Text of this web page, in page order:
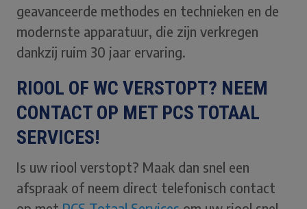
geavanceerde methodes en technieken en de
modernste apparatuur, die zijn verkregen
dankzij ruim 30 jaar ervaring.
RIOOL OF WC VERSTOPT? NEEM
CONTACT OP MET PCS TOTAAL
SERVICES!
Is uw riool verstopt? Maak dan snel een
afspraak of neem direct telefonisch contact